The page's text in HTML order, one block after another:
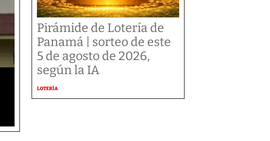
Pirámide de Lotería de
Panamá | sorteo de este
5 de agosto de 2026,
según la IA
LOTERÍA